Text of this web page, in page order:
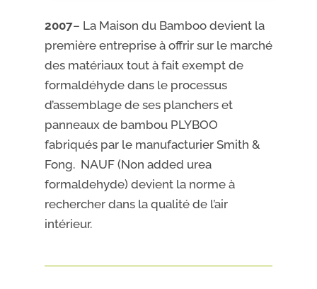
2007– La Maison du Bamboo devient la
première entreprise à offrir sur le marché
des matériaux tout à fait exempt de
formaldéhyde dans le processus
d’assemblage de ses planchers et
panneaux de bambou PLYBOO
fabriqués par le manufacturier Smith &
Fong. NAUF (Non added urea
formaldehyde) devient la norme à
rechercher dans la qualité de l’air
intérieur.